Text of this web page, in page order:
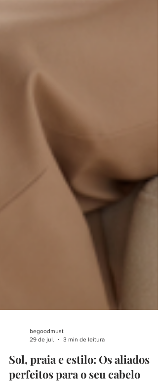
29 de jul.
3 min de leitura
Sol, praia e estilo: Os aliados